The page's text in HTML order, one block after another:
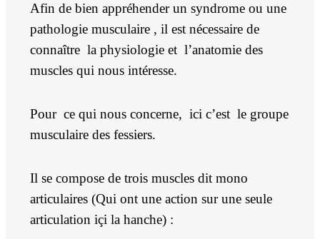
Afin de bien appréhender un syndrome ou une
pathologie musculaire , il est nécessaire de
connaître la physiologie et l’anatomie des
muscles qui nous intéresse.
Pour ce qui nous concerne, ici c’est le groupe
musculaire des fessiers.
Il se compose de trois muscles dit mono
articulaires (Qui ont une action sur une seule
articulation içi la hanche) :